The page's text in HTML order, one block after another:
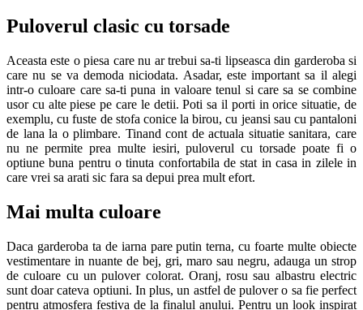
Puloverul clasic cu torsade
Aceasta este o piesa care nu ar trebui sa-ti lipseasca din garderoba si
care nu se va demoda niciodata. Asadar, este important sa il alegi
intr-o culoare care sa-ti puna in valoare tenul si care sa se combine
usor cu alte piese pe care le detii. Poti sa il porti in orice situatie, de
exemplu, cu fuste de stofa conice la birou, cu jeansi sau cu pantaloni
de lana la o plimbare. Tinand cont de actuala situatie sanitara, care
nu ne permite prea multe iesiri, puloverul cu torsade poate fi o
optiune buna pentru o tinuta confortabila de stat in casa in zilele in
care vrei sa arati sic fara sa depui prea mult efort.
Mai multa culoare
Daca garderoba ta de iarna pare putin terna, cu foarte multe obiecte
vestimentare in nuante de bej, gri, maro sau negru, adauga un strop
de culoare cu un pulover colorat. Oranj, rosu sau albastru electric
sunt doar cateva optiuni. In plus, un astfel de pulover o sa fie perfect
pentru atmosfera festiva de la finalul anului. Pentru un look inspirat